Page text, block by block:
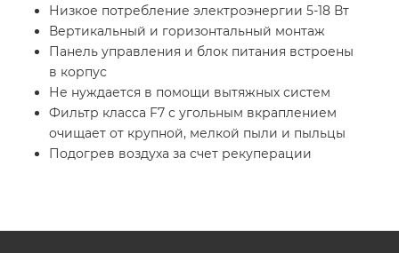
Низкое потребление электроэнергии 5-18 Вт
Вертикальный и горизонтальный монтаж
Панель управления и блок питания встроены
в корпус
Не нуждается в помощи вытяжных систем
Фильтр класса F7 с угольным вкраплением
очищает от крупной, мелкой пыли и пыльцы
Подогрев воздуха за счет рекуперации